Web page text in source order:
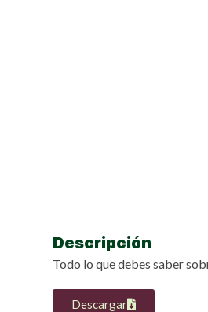
Descripción
Todo lo que debes saber
Descargar